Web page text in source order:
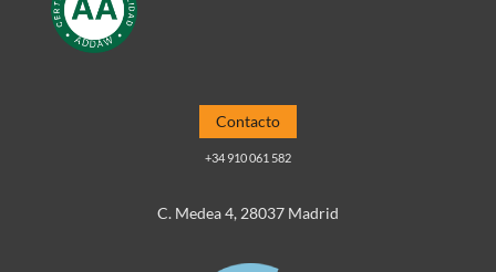
Contacto
+34 910 061 582
C. Medea 4, 28037 Madrid